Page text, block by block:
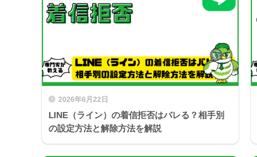
2026年6月22日
LINE（ライン）の着信拒否はバレる？相手別
の設定方法と解除方法を解説